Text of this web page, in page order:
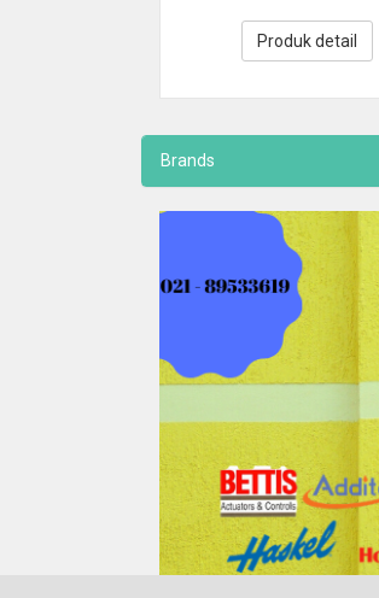
Produk detail
Brands